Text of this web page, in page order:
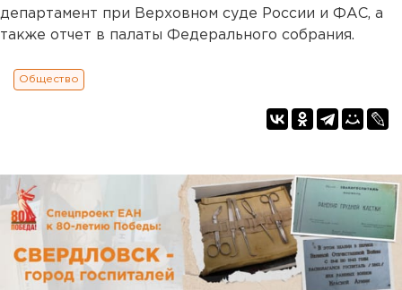
департамент при Верховном суде России и ФАС, а
также отчет в палаты Федерального собрания.
Общество